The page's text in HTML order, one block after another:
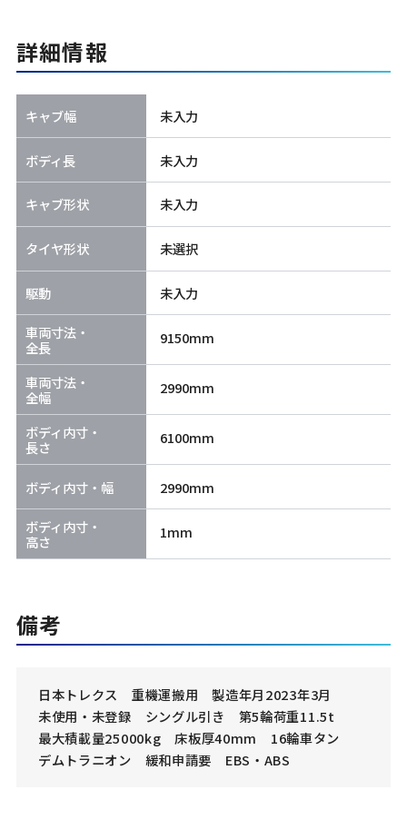
詳細情報
キャブ幅 未入力
ボディ長 未入力
キャブ形状 未入力
タイヤ形状 未選択
駆動 未入力
車両寸法・
全長
9150mm
車両寸法・
全幅
2990mm
ボディ内寸・
長さ
6100mm
ボディ内寸・幅 2990mm
ボディ内寸・
高さ
1mm
備考
日本トレクス 重機運搬用 製造年月2023年3月
未使用・未登録 シングル引き 第5輪荷重11.5t
最大積載量25000kg 床板厚40mm 16輪車タン
デムトラニオン 緩和申請要 EBS・ABS